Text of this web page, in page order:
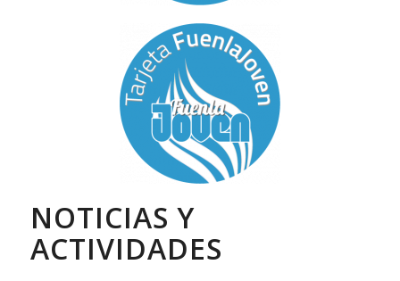
NOTICIAS Y
ACTIVIDADES